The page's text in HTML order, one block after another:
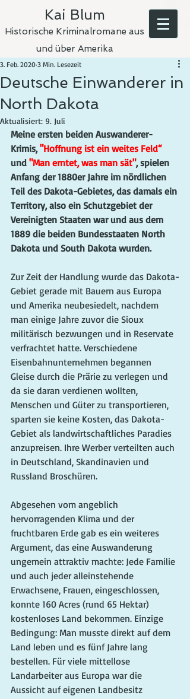
Kai Blum
Historische Kriminalromane aus
und über Amerika
Deutsche Einwanderer in
North Dakota
3. Feb. 2020 3 Min. Lesezeit
Aktualisiert: 9. Juli
Meine ersten beiden Auswanderer-
Krimis, "Hoffnung ist ein weites Feld“
und "Man erntet, was man sät", spielen
Anfang der 1880er Jahre im nördlichen
Teil des Dakota-Gebietes, das damals ein
Territory, also ein Schutzgebiet der
Vereinigten Staaten war und aus dem
1889 die beiden Bundesstaaten North
Dakota und South Dakota wurden.
Zur Zeit der Handlung wurde das Dakota-
Gebiet gerade mit Bauern aus Europa
und Amerika neubesiedelt, nachdem
man einige Jahre zuvor die Sioux
militärisch bezwungen und in Reservate
verfrachtet hatte. Verschiedene
Eisenbahnunternehmen begannen
Gleise durch die Prärie zu verlegen und
da sie daran verdienen wollten,
Menschen und Güter zu transportieren,
sparten sie keine Kosten, das Dakota-
Gebiet als landwirtschaftliches Paradies
anzupreisen. Ihre Werber verteilten auch
in Deutschland, Skandinavien und
Russland Broschüren.
Abgesehen vom angeblich
hervorragenden Klima und der
fruchtbaren Erde gab es ein weiteres
Argument, das eine Auswanderung
ungemein attraktiv machte: Jede Familie
und auch jeder alleinstehende
Erwachsene, Frauen, eingeschlossen,
konnte 160 Acres (rund 65 Hektar)
kostenloses Land bekommen. Einzige
Bedingung: Man musste direkt auf dem
Land leben und es fünf Jahre lang
bestellen. Für viele mittellose
Landarbeiter aus Europa war die
Aussicht auf eigenen Landbesitz